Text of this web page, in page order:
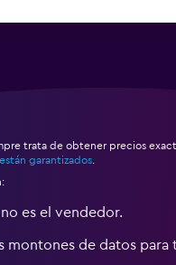
trata de obtener precios
garantizados
es el vendedor.
montones de datos para